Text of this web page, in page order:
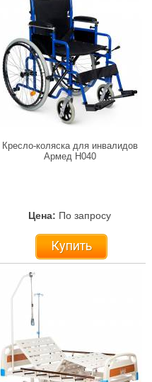
Кресло-коляска для инвалидов
Армед Н040
Цена: По запросу
Купить